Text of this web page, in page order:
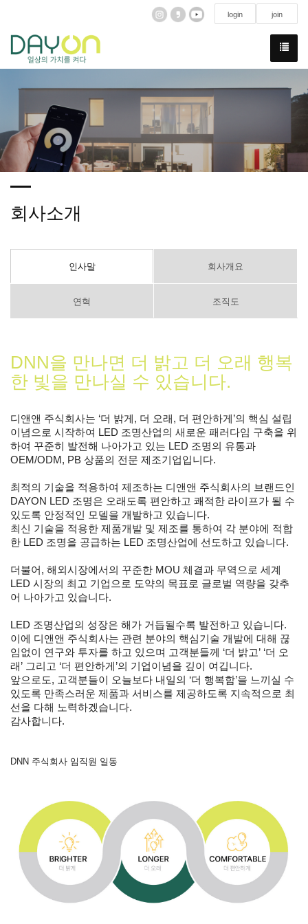
login join
회사소개
인사말 회사개요
연혁 조직도
DNN을 만나면 더 밝고 더 오래 행복
한 빛을 만나실 수 있습니다.
디앤앤 주식회사는 ‘더 밝게, 더 오래, 더 편안하게’의 핵심 설립
이념으로 시작하여 LED 조명산업의 새로운 패러다임 구축을 위
하여 꾸준히 발전해 나아가고 있는 LED 조명의 유통과
OEM/ODM, PB 상품의 전문 제조기업입니다.
최적의 기술을 적용하여 제조하는 디앤앤 주식회사의 브랜드인
DAYON LED 조명은 오래도록 편안하고 쾌적한 라이프가 될 수
있도록 안정적인 모델을 개발하고 있습니다.
최신 기술을 적용한 제품개발 및 제조를 통하여 각 분야에 적합
한 LED 조명을 공급하는 LED 조명산업에 선도하고 있습니다.
더불어, 해외시장에서의 꾸준한 MOU 체결과 무역으로 세계
LED 시장의 최고 기업으로 도약의 목표로 글로벌 역량을 갖추
어 나아가고 있습니다.
LED 조명산업의 성장은 해가 거듭될수록 발전하고 있습니다.
이에 디앤앤 주식회사는 관련 분야의 핵심기술 개발에 대해 끊
임없이 연구와 투자를 하고 있으며 고객분들께 ‘더 밝고’ ‘더 오
래’ 그리고 ‘더 편안하게’의 기업이념을 깊이 여깁니다.
앞으로도, 고객분들이 오늘보다 내일의 ‘더 행복함’을 느끼실 수
있도록 만족스러운 제품과 서비스를 제공하도록 지속적으로 최
선을 다해 노력하겠습니다.
감사합니다.
DNN 주식회사 임직원 일동